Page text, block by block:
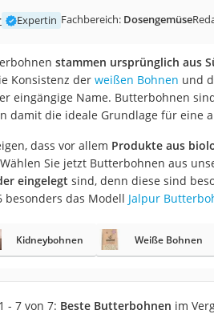
Eiklar
Balsamico-Essig
Schwarzkümmelöl
Sardinen
Honig
Gemüsebrühe
Eiskaffee-Pulver
Sojasauce
Expertin Fachbereich: Dosengemüse
stammen ursprünglich aus
Konsistenz der weißen Bohnen und
eingängige Name. Butterbohnen
damit die ideale Grundlage für eine
dass vor allem Produkte aus
Sie jetzt Butterbohnen aus
eingelegt sind, denn diese sind
besonders das Modell Jalpur
Kidneybohnen Weiße Bohnen
1 - 7 von 7: Beste Butterbohnen im